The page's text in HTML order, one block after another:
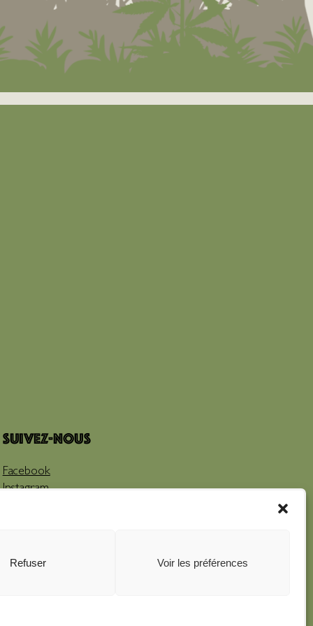
Refuser Voir les préférences
Suivez-nous
Facebook
Instagram